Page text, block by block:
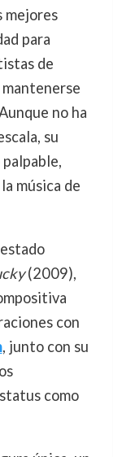
mejores
para
de
no ha
su
música de
(2009),
con
, junto con su
como